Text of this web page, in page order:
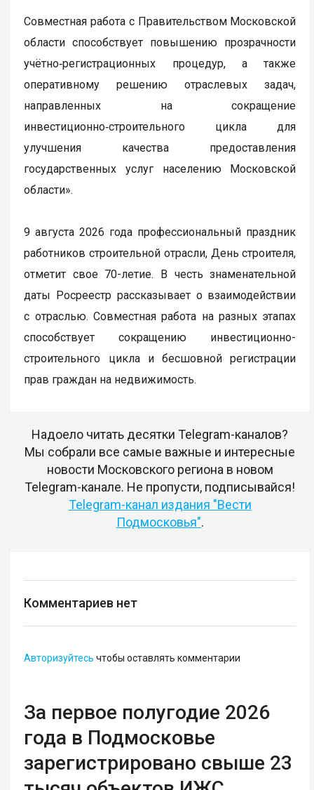
Совместная работа с Правительством Московской
области способствует повышению прозрачности
учётно‑регистрационных процедур, а также
оперативному решению отраслевых задач,
направленных на сокращение
инвестиционно‑строительного цикла для
улучшения качества предоставления
государственных услуг населению Московской
области».
9 августа 2026 года профессиональный праздник
работников строительной отрасли, День строителя,
отметит свое 70-летие. В честь знаменательной
даты Росреестр рассказывает о взаимодействии
с отраслью. Совместная работа на разных этапах
способствует сокращению инвестиционно-
строительного цикла и бесшовной регистрации
прав граждан на недвижимость.
Надоело читать десятки Telegram-каналов?
Мы собрали все самые важные и интересные
новости Московского региона в новом
Telegram-канале. Не пропусти, подписывайся!
Telegram-канал издания "Вести
Подмосковья".
Комментариев нет
Авторизуйтесь чтобы оставлять комментарии
За первое полугодие 2026
года в Подмосковье
зарегистрировано свыше 23